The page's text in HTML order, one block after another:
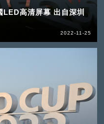
高清屏幕 出自深圳
2022-11-25